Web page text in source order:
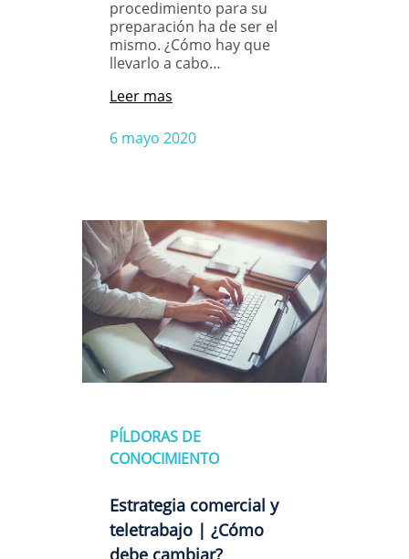
procedimiento para su
preparación ha de ser el
mismo. ¿Cómo hay que
llevarlo a cabo…
6 mayo 2020
Leer mas
PÍLDORAS DE
CONOCIMIENTO
Estrategia comercial y
teletrabajo | ¿Cómo